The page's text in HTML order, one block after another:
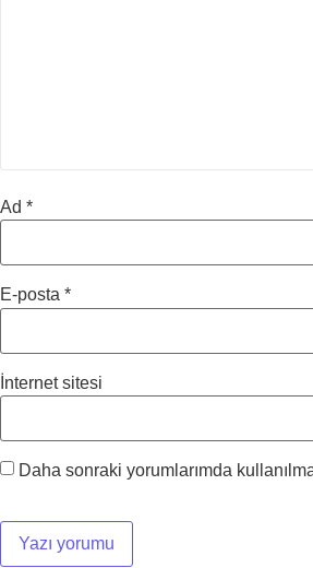
Ad *
E-posta *
İnternet sitesi
Daha sonraki yorumlarımda